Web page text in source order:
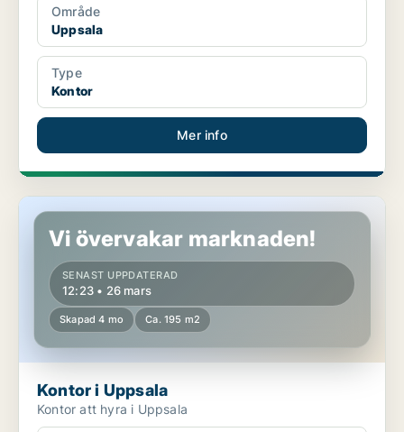
Område
Uppsala
Type
Kontor
Mer info
Kontor i Uppsala
Vi övervakar marknaden!
SENAST UPPDATERAD
12:23 • 26 mars
Skapad 4 mo Ca. 195 m2
Kontor i Uppsala
Kontor att hyra i Uppsala